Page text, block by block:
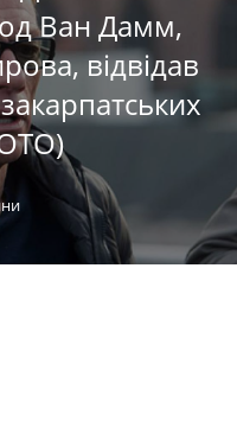
Ван Дамм,
відвідав